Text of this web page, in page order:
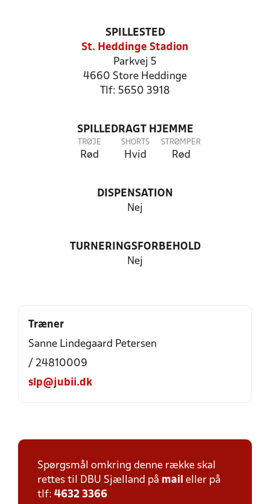
SPILLESTED
St. Heddinge Stadion
Parkvej 5
4660 Store Heddinge
Tlf: 5650 3918
SPILLEDRAGT HJEMME
TRØJE
Rød
SHORTS
Hvid
STRØMPER
Rød
DISPENSATION
Nej
TURNERINGSFORBEHOLD
Nej
Træner
Sanne Lindegaard Petersen
/ 24810009
slp@jubii.dk
Spørgsmål omkring denne række skal
rettes til DBU Sjælland på mail eller på
tlf: 4632 3366